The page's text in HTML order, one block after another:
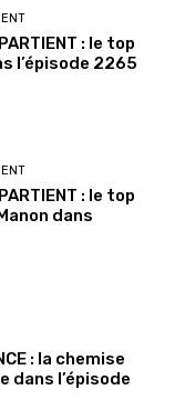
: le top
l’épisode 2265
: le top
dans
: la chemise
dans l’épisode